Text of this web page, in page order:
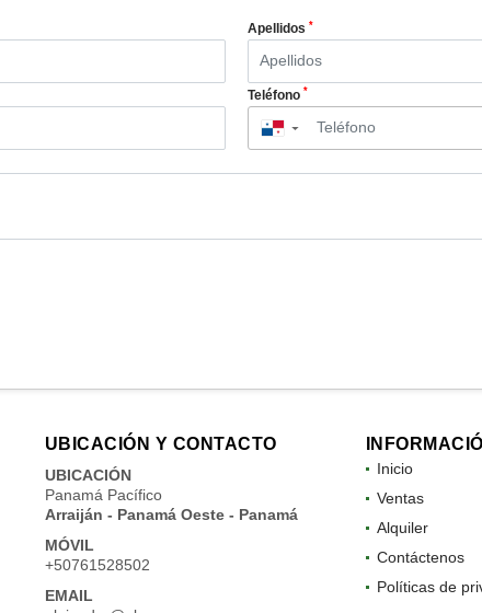
Apellidos *
Teléfono *
▼
UBICACIÓN Y CONTACTO
UBICACIÓN
Panamá Pacífico
Arraiján - Panamá Oeste - Panamá
MÓVIL
+50761528502
EMAIL
Inicio
Ventas
Alquiler
Contáctenos
Políticas de